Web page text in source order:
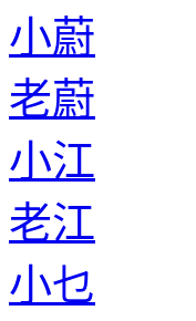
小蔚
老蔚
小江
老江
小乜